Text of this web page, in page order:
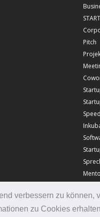
verbessern zu
zu Cookies
Pitch
©